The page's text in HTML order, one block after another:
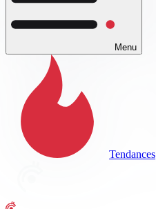
Menu
Tendances